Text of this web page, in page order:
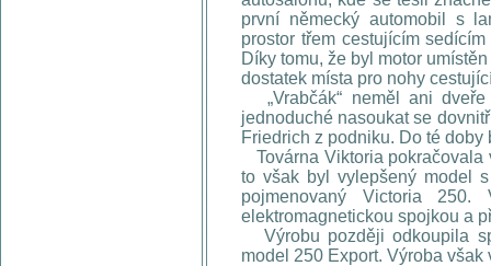
první německý automobil s
prostor třem cestujícím
Díky tomu, že byl motor
dostatek místa pro nohy
„Vrabčák“ neměl ani
jednoduché nasoukat se
Friedrich z podniku. Do té
Továrna Viktoria pokračovala
to však byl vylepšený model
pojmenovaný Victoria
elektromagnetickou spojkou a
Výrobu později odkoupila
model 250 Export. Výroba